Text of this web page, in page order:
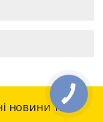
новини та